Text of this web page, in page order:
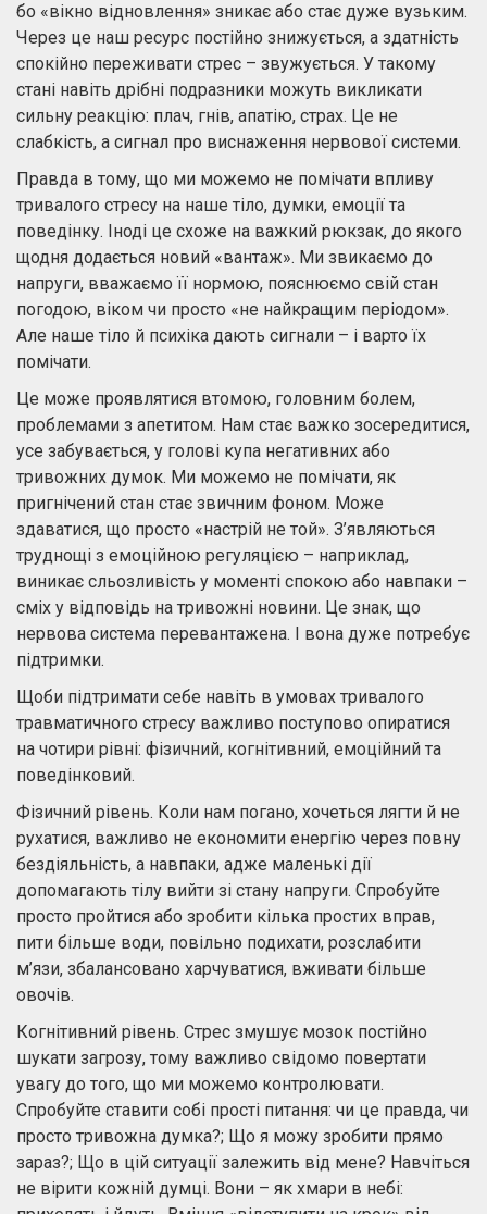
бо «вікно відновлення» зникає або стає дуже вузьким.
Через це наш ресурс постійно знижується, а здатність
спокійно переживати стрес – звужується. У такому
стані навіть дрібні подразники можуть викликати
сильну реакцію: плач, гнів, апатію, страх. Це не
слабкість, а сигнал про виснаження нервової системи.
Правда в тому, що ми можемо не помічати впливу
тривалого стресу на наше тіло, думки, емоції та
поведінку. Іноді це схоже на важкий рюкзак, до якого
щодня додається новий «вантаж». Ми звикаємо до
напруги, вважаємо її нормою, пояснюємо свій стан
погодою, віком чи просто «не найкращим періодом».
Але наше тіло й психіка дають сигнали – і варто їх
помічати.
Це може проявлятися втомою, головним болем,
проблемами з апетитом. Нам стає важко зосередитися,
усе забувається, у голові купа негативних або
тривожних думок. Ми можемо не помічати, як
пригнічений стан стає звичним фоном. Може
здаватися, що просто «настрій не той». З’являються
труднощі з емоційною регуляцією – наприклад,
виникає сльозливість у моменті спокою або навпаки –
сміх у відповідь на тривожні новини. Це знак, що
нервова система перевантажена. І вона дуже потребує
підтримки.
Щоби підтримати себе навіть в умовах тривалого
травматичного стресу важливо поступово опиратися
на чотири рівні: фізичний, когнітивний, емоційний та
поведінковий.
Фізичний рівень. Коли нам погано, хочеться лягти й не
рухатися, важливо не економити енергію через повну
бездіяльність, а навпаки, адже маленькі дії
допомагають тілу вийти зі стану напруги. Спробуйте
просто пройтися або зробити кілька простих вправ,
пити більше води, повільно подихати, розслабити
м’язи, збалансовано харчуватися, вживати більше
овочів.
Когнітивний рівень. Стрес змушує мозок постійно
шукати загрозу, тому важливо свідомо повертати
увагу до того, що ми можемо контролювати.
Спробуйте ставити собі прості питання: чи це правда, чи
просто тривожна думка?; Що я можу зробити прямо
зараз?; Що в цій ситуації залежить від мене? Навчіться
не вірити кожній думці. Вони – як хмари в небі: